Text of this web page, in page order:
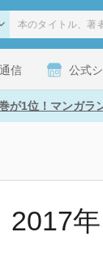
信 公式
が1位！マンガラ